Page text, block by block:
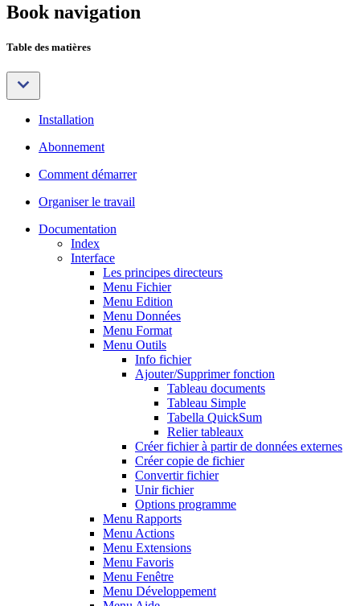
Book navigation
Table des matières
Installation
Abonnement
Comment démarrer
Organiser le travail
Documentation
Index
Interface
Les principes directeurs
Menu Fichier
Menu Edition
Menu Données
Menu Format
Menu Outils
Info fichier
Ajouter/Supprimer fonction
Tableau documents
Tableau Simple
Tabella QuickSum
Relier tableaux
Créer fichier à partir de données externes
Créer copie de fichier
Convertir fichier
Unir fichier
Options programme
Menu Rapports
Menu Actions
Menu Extensions
Menu Favoris
Menu Fenêtre
Menu Développement